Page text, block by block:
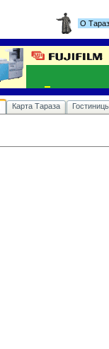
О
Карта Тараза